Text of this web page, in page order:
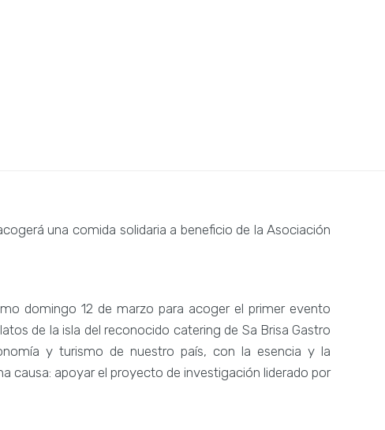
una comida solidaria a beneficio de la Asociación
domingo 12 de marzo para acoger el primer evento
de la isla del reconocido catering de Sa Brisa Gastro
y turismo de nuestro país, con la esencia y la
causa: apoyar el proyecto de investigación liderado por